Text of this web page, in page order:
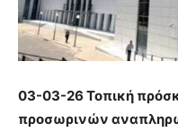
03-03-26 Τοπική
προσωρινών